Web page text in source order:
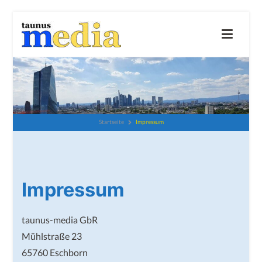
Inhalt
taunus-media GbR
Startseite Impressum
Impressum
taunus-media GbR
Mühlstraße 23
65760 Eschborn